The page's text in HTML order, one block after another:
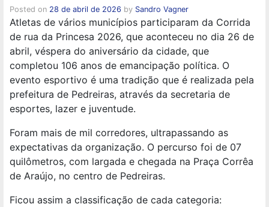
Posted on 28 de abril de 2026 by Sandro Vagner
Atletas de vários municípios participaram da Corrida
de rua da Princesa 2026, que aconteceu no dia 26 de
abril, véspera do aniversário da cidade, que
completou 106 anos de emancipação política. O
evento esportivo é uma tradição que é realizada pela
prefeitura de Pedreiras, através da secretaria de
esportes, lazer e juventude.
Foram mais de mil corredores, ultrapassando as
expectativas da organização. O percurso foi de 07
quilômetros, com largada e chegada na Praça Corrêa
de Araújo, no centro de Pedreiras.
Ficou assim a classificação de cada categoria: